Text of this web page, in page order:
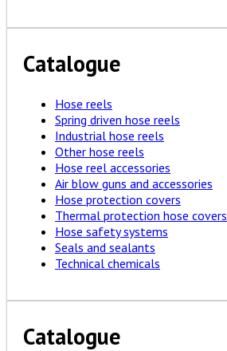
Catalogue
Hose reels
Spring driven hose reels
Industrial hose reels
Other hose reels
Hose reel accessories
Air blow guns and accessories
Hose protection covers
Thermal protection hose covers
Hose safety systems
Seals and sealants
Technical chemicals
Catalogue